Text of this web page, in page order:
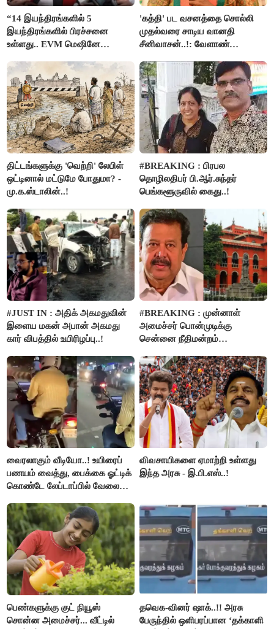
“14 இயந்திரங்களில் 5
இயந்திரங்களில் பிரச்சனை
உள்ளது.. EVM மெஷினே
இளங்கோ
'கத்தி' பட வசனத்தை சொல்லி
முதல்வரை சாடிய வானதி
சீனிவாசன்..!: வேளாண்
எதிர்ப்பு!
திட்டங்களுக்கு 'வெற்றி' லேபிள்
ஒட்டினால் மட்டுமே போதுமா? -
மு.க.ஸ்டாலின்..!
#BREAKING : பிரபல
தொழிலதிபர் பி.ஆர்.சுந்தர்
பெங்களூருவில் கைது..!
#JUST IN : அதிக் அகமதுவின்
இளைய மகன் அபான் அகமது
கார் விபத்தில் உயிரிழப்பு..!
#BREAKING : முன்னாள்
அமைச்சர் பொன்முடிக்கு
சென்னை நீதிமன்றம்
வைரலாகும் வீடியோ..! உயிரைப்
பணயம் வைத்து, பைக்கை ஓட்டிக்
கொண்டே லேப்டாப்பில் வேலை
விவசாயிகளை ஏமாற்றி உள்ளது
இந்த அரசு - இ.பி.எஸ்..!
பெண்களுக்கு குட் நியூஸ்
சொன்ன அமைச்சர்... வீட்டில்
தவெக-வினர் ஷாக்..!! அரசு
பேருந்தில் ஒளிபரப்பான ‘தக்காளி